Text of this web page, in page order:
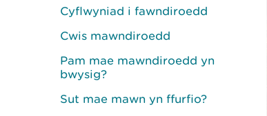
Cyflwyniad i fawndiroedd
Cwis mawndiroedd
Pam mae mawndiroedd yn
bwysig?
Sut mae mawn yn ffurfio?